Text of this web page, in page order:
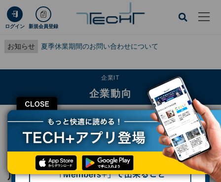
ログイン 新規会員登録
お知らせ 夏季休業期間のお問い合わせについて
CLOSE
企業IT
企業動向
TECH+ 企業IT
企業動向
店舗スタッフの発信で共感を得る - アパレル大手・パルが進めるSNS戦略とは
店舗スタッフの発信で共感を得る - アパレル